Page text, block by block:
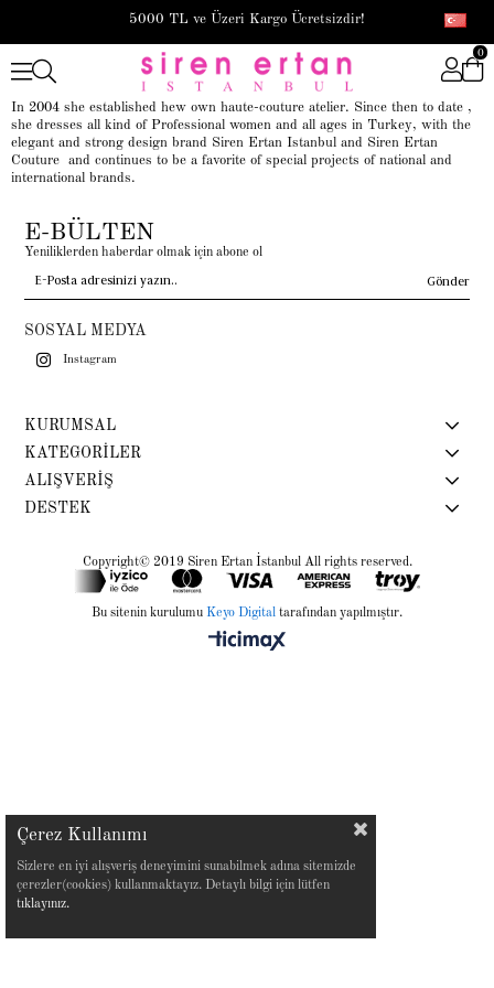
5000 TL ve Üzeri Kargo Ücretsizdir!
0
In 2004 she established hew own haute-couture atelier. Since then to date ,
she dresses all kind of Professional women and all ages in Turkey, with the
elegant and strong design brand Siren Ertan Istanbul and Siren Ertan
Couture and continues to be a favorite of special projects of national and
international brands.
E-BÜLTEN
Yeniliklerden haberdar olmak için abone ol
Gönder
SOSYAL MEDYA
Instagram
KURUMSAL
KATEGORİLER
ALIŞVERİŞ
DESTEK
Copyright© 2019 Siren Ertan İstanbul All rights reserved.
Bu sitenin kurulumu Keyo Digital tarafından yapılmıştır.
Çerez Kullanımı
Sizlere en iyi alışveriş deneyimini sunabilmek adına sitemizde
çerezler(cookies) kullanmaktayız. Detaylı bilgi için lütfen
tıklayınız.